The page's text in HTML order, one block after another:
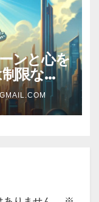
ンと心を
限な
険」